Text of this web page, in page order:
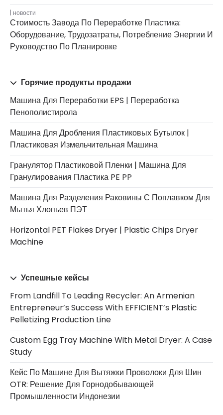
новости
Стоимость Завода По Переработке Пластика:
Оборудование, Трудозатраты, Потребление Энергии И
Руководство По Планировке
Горячие продукты продажи
Машина Для Переработки EPS | Переработка
Пенополистирола
Машина Для Дробления Пластиковых Бутылок |
Пластиковая Измельчительная Машина
Гранулятор Пластиковой Пленки | Машина Для
Гранулирования Пластика PE PP
Машина Для Разделения Раковины С Поплавком Для
Мытья Хлопьев ПЭТ
Horizontal PET Flakes Dryer | Plastic Chips Dryer
Machine
Успешные кейсы
From Landfill To Leading Recycler: An Armenian
Entrepreneur’s Success With EFFICIENT’s Plastic
Pelletizing Production Line
Custom Egg Tray Machine With Metal Dryer: A Case
Study
Кейс По Машине Для Вытяжки Проволоки Для Шин
OTR: Решение Для Горнодобывающей
Промышленности Индонезии